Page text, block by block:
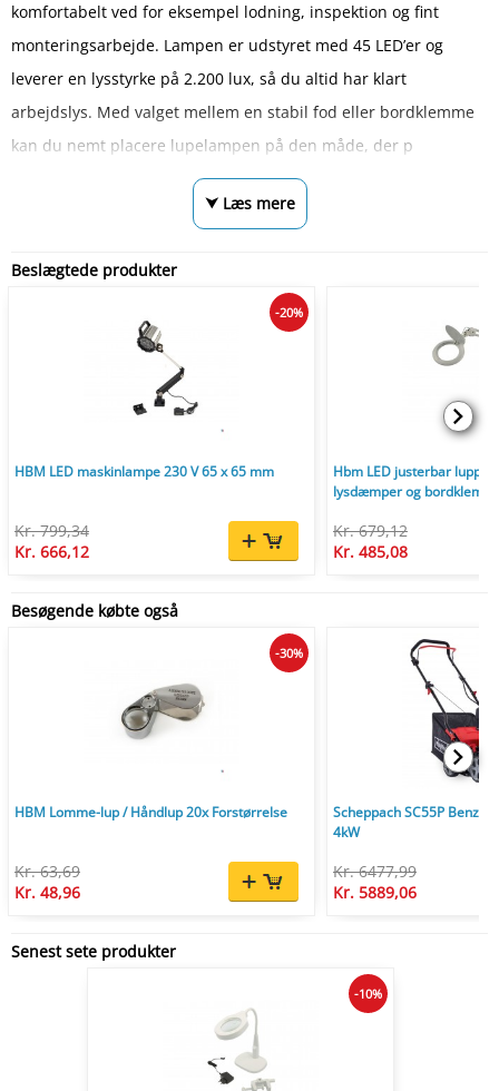
komfortabelt ved for eksempel lodning, inspektion og fint
monteringsarbejde. Lampen er udstyret med 45 LED’er og
leverer en lysstyrke på 2.200 lux, så du altid har klart
arbejdslys. Med valget mellem en stabil fod eller bordklemme
kan du nemt placere lupelampen på den måde, der p
⮟ Læs mere
Beslægtede produkter
HBM LED maskinlampe 230 V 65 x 65 mm
Kr. 799,34
Kr. 666,12
-20%
Hbm LED justerbar
lysdæmper og
Kr. 679,12
Kr. 485,08
Besøgende købte også
HBM Lomme-lup / Håndlup 20x Forstørrelse
Kr. 63,69
Kr. 48,96
-30%
Scheppach SC55P
4kW
Kr. 6477,99
Kr. 5889,06
Senest sete produkter
-10%